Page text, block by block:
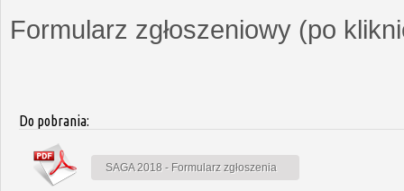
Formularz zgłoszeniowy (po
Do pobrania:
SAGA 2018 - Formularz zgłoszenia